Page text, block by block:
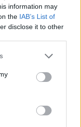
information may
the IAB’s List of
disclose it to other